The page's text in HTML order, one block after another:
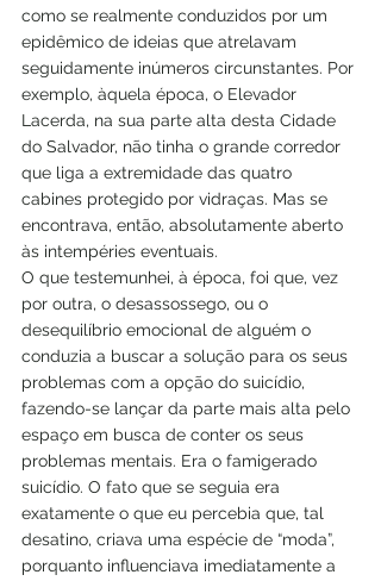
como se realmente conduzidos por um
epidêmico de ideias que atrelavam
seguidamente inúmeros circunstantes. Por
exemplo, àquela época, o Elevador
Lacerda, na sua parte alta desta Cidade
do Salvador, não tinha o grande corredor
que liga a extremidade das quatro
cabines protegido por vidraças. Mas se
encontrava, então, absolutamente aberto
às intempéries eventuais.
O que testemunhei, à época, foi que, vez
por outra, o desassossego, ou o
desequilíbrio emocional de alguém o
conduzia a buscar a solução para os seus
problemas com a opção do suicídio,
fazendo-se lançar da parte mais alta pelo
espaço em busca de conter os seus
problemas mentais. Era o famigerado
suicídio. O fato que se seguia era
exatamente o que eu percebia que, tal
desatino, criava uma espécie de “moda”,
porquanto influenciava imediatamente a